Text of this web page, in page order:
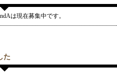
は現在募集中です。
た